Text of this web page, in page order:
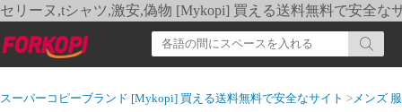
セリーヌ,tシャツ,激安,偽物 [Mykopi] 買える送料無料で安全な
スーパーコピーブランド [Mykopi] 買える送料無料で安全なサイト >メンズ 服